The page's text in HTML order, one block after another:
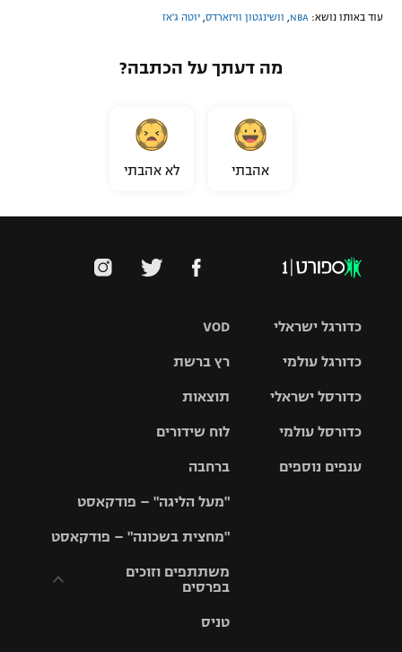
עוד באותו נושא: NBA
, וושינגטון וויזארדס, יוטה ג'אז
מה דעתך על הכתבה?
אהבתי לא אהבתי
VOD
רץ ברשת
תוצאות
לוח שידורים
ברחבה
"מעל הליגה" – פודקאסט
"מחצית בשכונה" – פודקאסט
משתתפים וזוכים
בפרסים
טניס
כדורגל ישראלי
גביע הטוטו
כדורגל עולמי
האלופות
ליגה
כדורסל ישראלי
סל
כדורסל עולמי
ענפים נוספים